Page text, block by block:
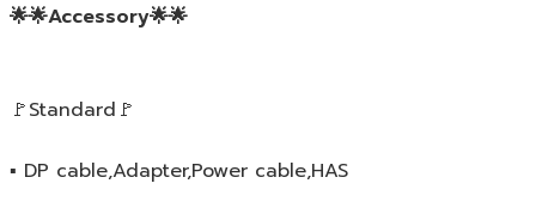
🌟🌟Accessory🌟🌟
🚩Standard🚩
▪️ DP cable,Adapter,Power cable,HAS